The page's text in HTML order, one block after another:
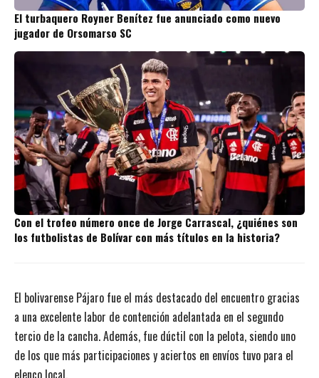
El turbaquero Royner Benítez fue anunciado como nuevo
jugador de Orsomarso SC
Con el trofeo número once de Jorge Carrascal, ¿quiénes son
los futbolistas de Bolívar con más títulos en la historia?
El bolivarense Pájaro fue el más destacado del encuentro gracias
a una excelente labor de contención adelantada en el segundo
tercio de la cancha. Además, fue dúctil con la pelota, siendo uno
de los que más participaciones y aciertos en envíos tuvo para el
elenco local.